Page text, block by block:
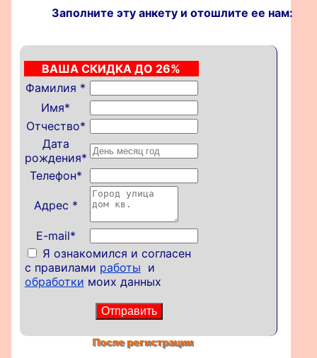
Заполните эту анкету и отошлите ее нам:
ВАША СКИДКА ДО 26%
Фамилия *
Имя*
Отчество*
Дата
рождения*
Телефон*
Адрес *
E-mail*
Я ознакомился и согласен
с правилами работы и
обработки моих данных
После регистрации